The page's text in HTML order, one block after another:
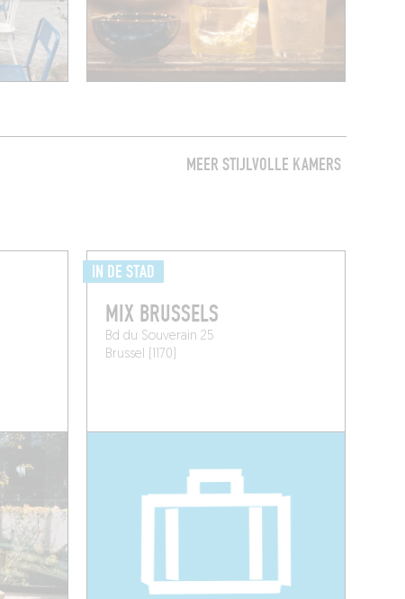
MEER STIJLVOLLE KAMERS
IN DE STAD
MIX BRUSSELS
Bd du Souverain 25
Brussel (1170)